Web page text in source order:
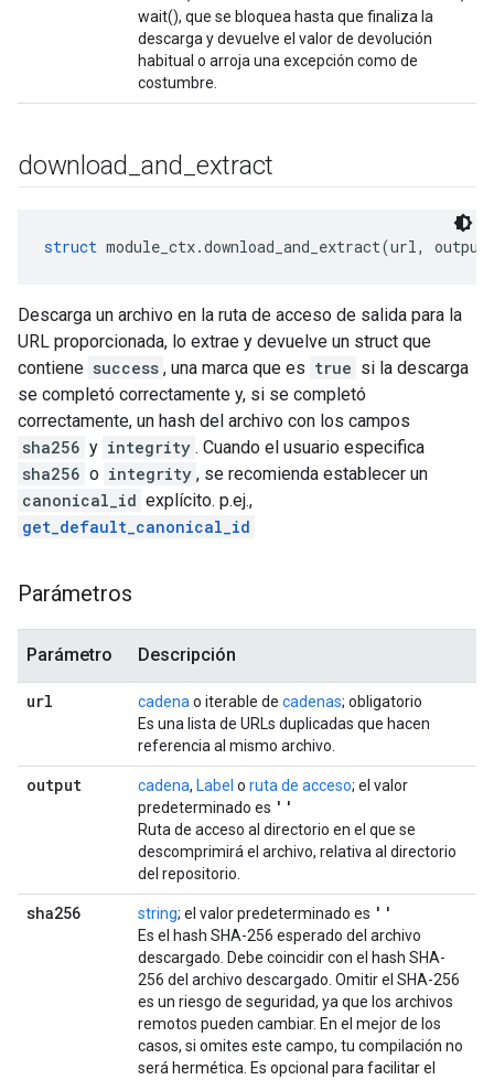
wait(), que se bloquea hasta que finaliza la
descarga y devuelve el valor de devolución
habitual o arroja una excepción como de
costumbre.
download and extract
struct module_ctx.download_and_extract(url,
Descarga un archivo en la ruta de acceso de salida para la
URL proporcionada, lo extrae y devuelve un struct que
contiene success , una marca que es true si la descarga
se completó correctamente y, si se completó
correctamente, un hash del archivo con los campos
sha256 y integrity . Cuando el usuario especifica
sha256 o integrity , se recomienda establecer un
canonical_id explícito. p.ej.,
get_default_canonical_id
Parámetros
Parámetro Descripción
url cadena o iterable de cadenas; obligatorio
Es una lista de URLs duplicadas que hacen
referencia al mismo archivo.
output cadena, Label o ruta de acceso; el valor
predeterminado es ''
Ruta de acceso al directorio en el que se
descomprimirá el archivo, relativa al directorio
del repositorio.
sha256 string; el valor predeterminado es ''
Es el hash SHA-256 esperado del archivo
descargado. Debe coincidir con el hash SHA-
256 del archivo descargado. Omitir el SHA-256
es un riesgo de seguridad, ya que los archivos
remotos pueden cambiar. En el mejor de los
casos, si omites este campo, tu compilación no
será hermética. Es opcional para facilitar el